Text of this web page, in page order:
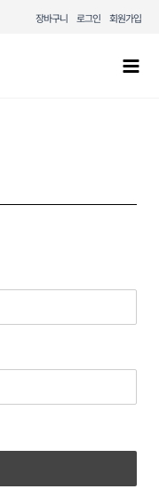
장바구니 로그인 회원가입